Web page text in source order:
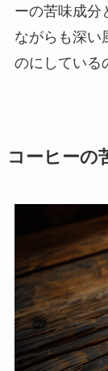
ーの苦味成分
ながらも深い
のにしている
コーヒーの